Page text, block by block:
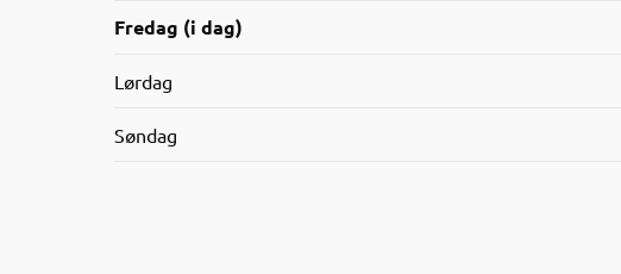
Fredag (i dag)
Lørdag
Søndag